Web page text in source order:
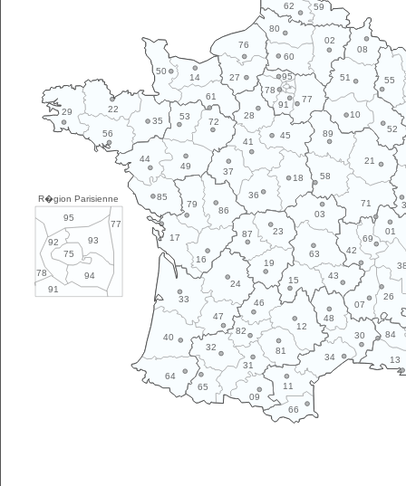
R�gion Parisienne
77
78
91
95
93
75
94
92
10
11
12
13
14
15
16
17
18
19
21
22
23
24
26
27
28
29
30
31
32
33
34
35
36
37
40
41
42
43
44
45
46
47
48
49
50
51
52
53
55
56
58
59
60
61
62
63
64
65
66
69
01
02
03
07
08
09
71
72
76
77
78
79
80
81
82 84
85
86
87
89
91
95